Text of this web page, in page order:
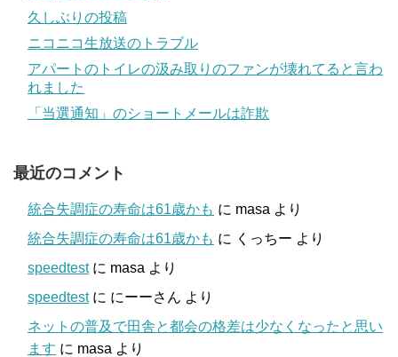
久しぶりの投稿
ニコニコ生放送のトラブル
アパートのトイレの汲み取りのファンが壊れてると言わ
れました
「当選通知」のショートメールは詐欺
最近のコメント
統合失調症の寿命は61歳かも に masa より
統合失調症の寿命は61歳かも に くっちー より
speedtestに masa より
speedtestに にーーさん より
ネットの普及で田舎と都会の格差は少なくなったと思い
ます に masa より